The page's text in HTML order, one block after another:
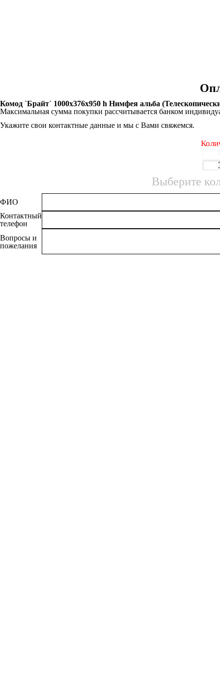
Комод `Брайт` 1000х376х950 h Нимфея альба
Максимальная сумма покупки рассчитывается банком
Укажите свои контактные данные и мы с Вами свяжемся.
Выберите
ФИО
Контактный
телефон
Вопросы и
пожелания